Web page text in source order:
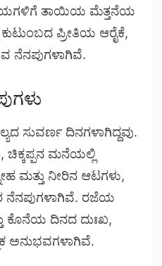
ತಾಯಿಯ ಮೆತ್ತನೆಯ
ಪ್ರೀತಿಯ ಆರೈಕೆ,
ನೆನಪುಗಳಾಗಿವೆ.
ಸುವರ್ಣ ದಿನಗಳಾಗಿದ್ದವು.
ಮನೆಯಲ್ಲಿ
ಮತ್ತು ನೀರಿನ ಆಟಗಳು,
ನೆನಪುಗಳಾಗಿವೆ. ರಜೆಯ
ಕೊನೆಯ ದಿನದ ದುಃಖ,
ಅನುಭವಗಳಾಗಿವೆ.